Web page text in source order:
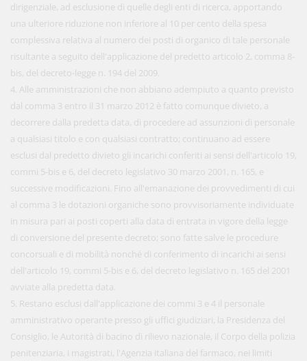
dirigenziale, ad esclusione di quelle degli enti di ricerca, apportando
una ulteriore riduzione non inferiore al 10 per cento della spesa
complessiva relativa al numero dei posti di organico di tale personale
risultante a seguito dell'applicazione del predetto articolo 2, comma 8-
bis, del decreto-legge n. 194 del 2009.
4. Alle amministrazioni che non abbiano adempiuto a quanto previsto
dal comma 3 entro il 31 marzo 2012 è fatto comunque divieto, a
decorrere dalla predetta data, di procedere ad assunzioni di personale
a qualsiasi titolo e con qualsiasi contratto; continuano ad essere
esclusi dal predetto divieto gli incarichi conferiti ai sensi dell'articolo 19,
commi 5-bis e 6, del decreto legislativo 30 marzo 2001, n. 165, e
successive modificazioni. Fino all'emanazione dei provvedimenti di cui
al comma 3 le dotazioni organiche sono provvisoriamente individuate
in misura pari ai posti coperti alla data di entrata in vigore della legge
di conversione del presente decreto; sono fatte salve le procedure
concorsuali e di mobilità nonché di conferimento di incarichi ai sensi
dell'articolo 19, commi 5-bis e 6, del decreto legislativo n. 165 del 2001
avviate alla predetta data.
5. Restano esclusi dall'applicazione dei commi 3 e 4 il personale
amministrativo operante presso gli uffici giudiziari, la Presidenza del
Consiglio, le Autorità di bacino di rilievo nazionale, il Corpo della polizia
penitenziaria, i magistrati, l'Agenzia italiana del farmaco, nei limiti